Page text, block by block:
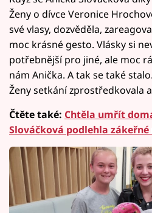
Ženy o dívce Veronice
své vlasy, dozvěděla,
moc krásné gesto. Vlásky si
potřebnější pro jiné, ale moc
nám Anička. A tak se také
Ženy setkání zprostředkovala
Čtěte také: Chtěla umřít
Slováčková podlehla zákeřné